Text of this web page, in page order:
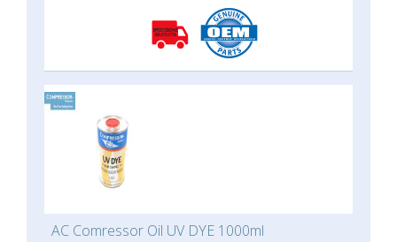
AC Comressor Oil UV DYE 1000ml